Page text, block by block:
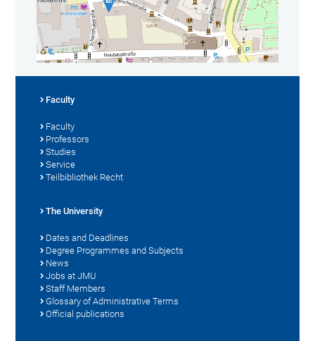
Faculty
Faculty
Professors
Studies
Service
Teilbibliothek Recht
The University
Dates and Deadlines
Degree Programmes and Subjects
News
Jobs at JMU
Staff Members
Glossary of Administrative Terms
Official publications